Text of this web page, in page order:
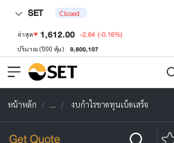
SET Closed
ล่าสุด 1,612.00 -2.64 (-0.16%)
ปริมาณ ('000 หุ้น) 9,800,107
หน้าหลัก ... งบกำไรขาดทุนเบ็ดเสร็จ